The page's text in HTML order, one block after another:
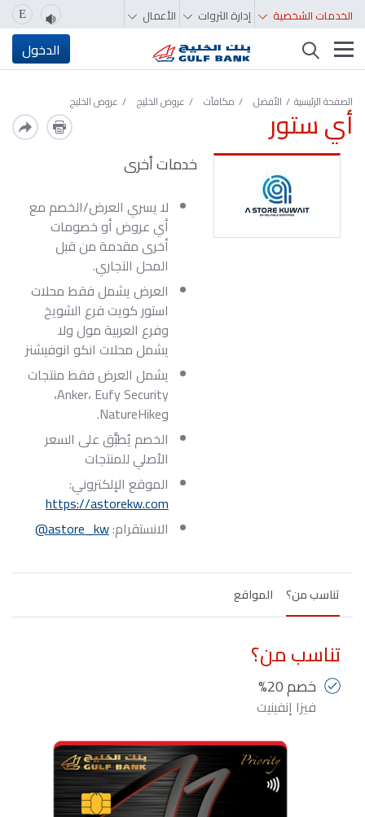
الخدمات الشخصية إدارة الثروات الأعمال E
تغيير التصفّح الدخول
الصفحة الرئيسية الأفضل مكافآت عروض الخليج عروض الخليج
أي ستور
خدمات أخرى
لا يسري العرض/الخصم مع
أي عروض أو خصومات
أخرى مقدمة من قبل
المحل التجاري.
العرض يشمل فقط محلات
استور كويت فرع الشويخ
وفرع العربية مول ولا
يشمل محلات انكو انوفيشنز
يشمل العرض فقط منتجات
Anker، Eufy Security،
وNatureHike.
الخصم یُطبَّق على السعر
الأصلي للمنتجات
الموقع الإلكتروني:
https://astorekw.com
الانستقرام:astore_kw@
تناسب من؟ المواقع
تناسب من؟
خصم 20%
فيزا إنفينيت